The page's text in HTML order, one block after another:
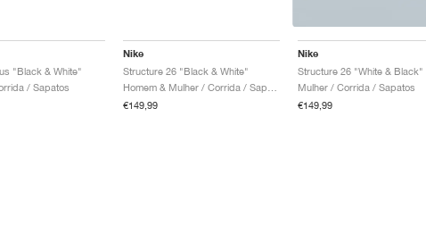
"Black & White"
/ Sapatos
Nike
Structure 26 "Black & White"
€149,99
Nike
Structure 26 "White & Black"
Mulher / Corrida / Sapatos
€149,99